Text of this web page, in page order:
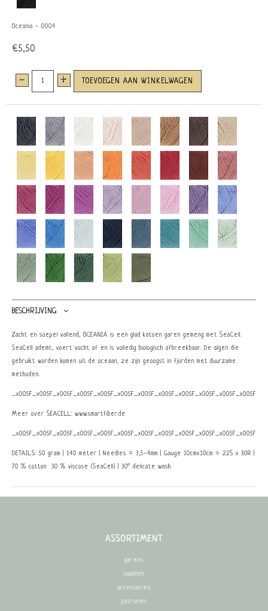
Oceania - 0004
€5,50
- + TOEVOEGEN AAN WINKELWAGEN
BESCHRIJVING
Zacht en soepel vallend, OCEANIA is een glad katoen garen gemeng met SeaCell.
SeaCell ademt, voert vocht af en is volledig biologisch afbreekbaar. De algen die
gebruikt worden komen uit de oceaan, ze zijn geoogst in fjorden met duurzame
methoden.
Meer over SEACELL: www.smartfiber.de
DETAILS: 50 gram | 140 meter | Needles = 3,5-4mm | Gauge 10cmx10cm = 22S x 30R |
70 % cotton 30 % viscose (SeaCell) | 30° delicate wash
ASSORTIMENT
garens
naalden
accessories
patronen